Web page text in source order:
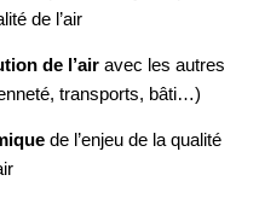
de l’air
de l’air avec les autres
transports, bâti…)
de l’enjeu de la qualité